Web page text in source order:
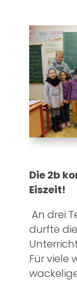
Die 2b
Eiszeit!
An drei
durfte
Für viele